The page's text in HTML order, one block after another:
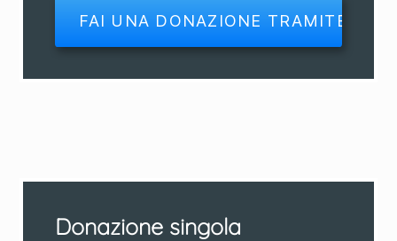
Donazione singola